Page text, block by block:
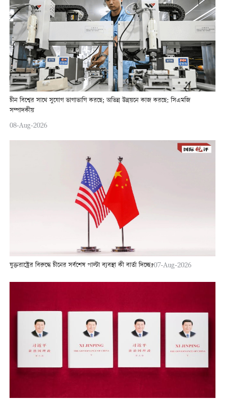
চীন বিশ্বের সাথে সুযোগ ভাগাভাগি করছে; অভিন্ন উন্নয়নে কাজ করছে: সিএমজি
সম্পাদকীয়
08-Aug-2026
যুক্তরাষ্ট্রের বিরুদ্ধে চীনের সর্বশেষ পাল্টা ব্যবস্থা কী বার্তা দিচ্ছে?07-Aug-2026